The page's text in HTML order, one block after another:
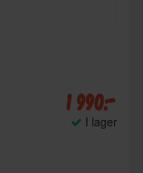
1 990:-
I lager